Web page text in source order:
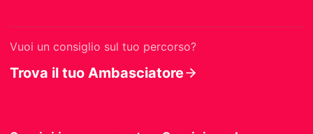
Vuoi un consiglio sul tuo percorso?
Trova il tuo Ambasciatore